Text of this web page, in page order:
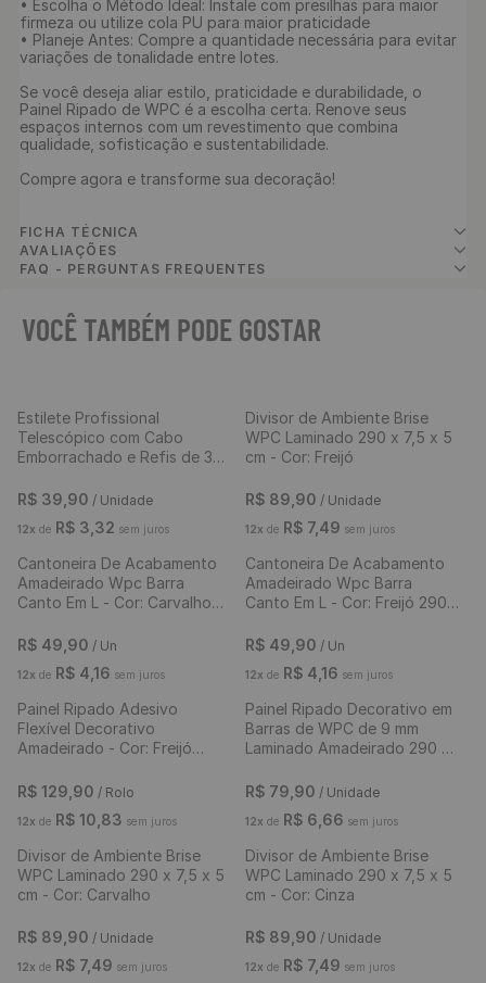
• Escolha o Método Ideal: Instale com presilhas para maior
firmeza ou utilize cola PU para maior praticidade
• Planeje Antes: Compre a quantidade necessária para evitar
variações de tonalidade entre lotes.
Se você deseja aliar estilo, praticidade e durabilidade, o
Painel Ripado de WPC é a escolha certa. Renove seus
espaços internos com um revestimento que combina
qualidade, sofisticação e sustentabilidade.
Compre agora e transforme sua decoração!
FICHA TÉCNICA
AVALIAÇÕES
FAQ - PERGUNTAS FREQUENTES
VOCÊ TAMBÉM PODE GOSTAR
Telescópico com Cabo
Emborrachado e Refis de 3
R$ 39 ,90 / Unidade
12 xdeR$ 3,32 sem juros
Divisor de Ambiente Brise
WPC Laminado 290 x 7,5 x 5
cm - Cor: Freijó
R$ 89 ,90 / Unidade
12xdeR$ 7 49sem juros